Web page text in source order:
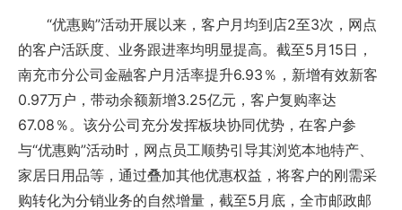
“优惠购”活动开展以来，客户月均到店2至3次，网点
的客户活跃度、业务跟进率均明显提高。截至5月15日，
南充市分公司金融客户月活率提升6.93％，新增有效新客
0.97万户，带动余额新增3.25亿元，客户复购率达
67.08％。该分公司充分发挥板块协同优势，在客户参
与“优惠购”活动时，网点员工顺势引导其浏览本地特产、
家居日用品等，通过叠加其他优惠权益，将客户的刚需采
购转化为分销业务的自然增量，截至5月底，全市邮政邮